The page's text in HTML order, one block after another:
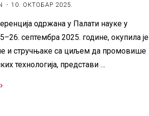
10. ОКТОБАР 2025.
одржана у Палати науке у
септембра 2025. године, окупила је
и стручњаке са циљем да промовише
технологија, представи …